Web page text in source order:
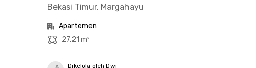
Bekasi Timur, Margahayu
Apartemen
27.21 m²
Dikelola oleh Dwi